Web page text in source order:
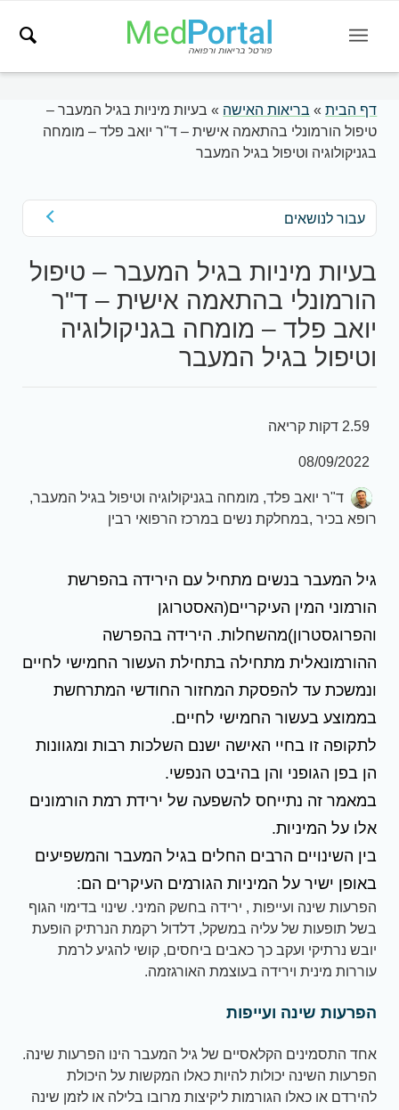
דף הבית» בריאות האישה » בעיות מיניות בגיל המעבר –
טיפול הורמונלי בהתאמה אישית – ד"ר יואב פלד – מומחה
בגניקולוגיה וטיפול בגיל המעבר
עבור לנושאים
בעיות מיניות בגיל המעבר – טיפול
הורמונלי בהתאמה אישית – ד"ר
יואב פלד – מומחה בגניקולוגיה
וטיפול בגיל המעבר
2.59 דקות קריאה
08/09/2022
ד"ר יואב פלד, מומחה בגניקולוגיה וטיפול בגיל המעבר,
רופא בכיר ,במחלקת נשים במרכז הרפואי רבין
גיל המעבר בנשים מתחיל עם הירידה בהפרשת
הורמוני המין העיקריים(האסטרוגן
והפרוגסטרון)מהשחלות. הירידה בהפרשה
ההורמונאלית מתחילה בתחילת העשור החמישי לחיים
ונמשכת עד להפסקת המחזור החודשי המתרחשת
בממוצע בעשור החמישי לחיים.
לתקופה זו בחיי האישה ישנם השלכות רבות ומגוונות
הן בפן הגופני והן בהיבט הנפשי.
במאמר זה נתייחס להשפעה של ירידת רמת הורמונים
אלו על המיניות.
בין השינויים הרבים החלים בגיל המעבר והמשפיעים
באופן ישיר על המיניות הגורמים העיקרים הם:
הפרעות שינה ועייפות , ירידה בחשק המיני. שינוי בדימוי הגוף
בשל תופעות של עליה במשקל, דלדול רקמת הנרתיק הופעת
יובש נרתיקי ועקב כך כאבים ביחסים, קושי להגיע לרמת
עוררות מינית וירידה בעוצמת האורגזמה.
הפרעות שינה ועייפות
אחד התסמינים הקלאסיים של גיל המעבר הינו הפרעות שינה.
הפרעות השינה יכולות להיות כאלו המקשות על היכולת
להירדם או כאלו הגורמות ליקיצות מרובו בלילה או לזמן שינה